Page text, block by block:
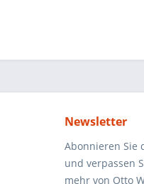
Newsletter
Abonnieren Sie
und verpassen
mehr von Otto